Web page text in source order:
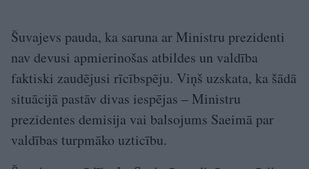
Šuvajevs pauda, ka saruna ar Ministru prezidenti
nav devusi apmierinošas atbildes un valdība
faktiski zaudējusi rīcībspēju. Viņš uzskata, ka šādā
situācijā pastāv divas iespējas – Ministru
prezidentes demisija vai balsojums Saeimā par
valdības turpmāko uzticību.